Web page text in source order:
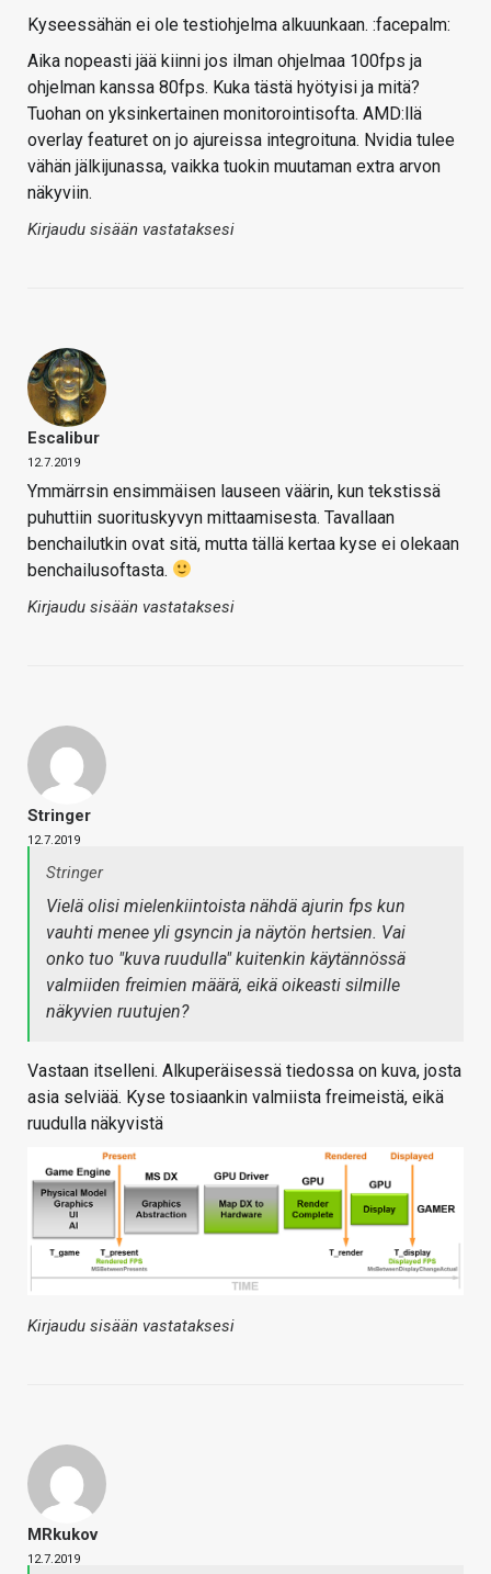
Kyseessähän ei ole testiohjelma alkuunkaan. :facepalm:
Aika nopeasti jää kiinni jos ilman ohjelmaa 100fps ja
ohjelman kanssa 80fps. Kuka tästä hyötyisi ja mitä?
Tuohan on yksinkertainen monitorointisofta. AMD:llä
overlay featuret on jo ajureissa integroituna. Nvidia tulee
vähän jälkijunassa, vaikka tuokin muutaman extra arvon
näkyviin.
Kirjaudu sisään vastataksesi
Escalibur
12.7.2019
Ymmärrsin ensimmäisen lauseen väärin, kun tekstissä
puhuttiin suorituskyvyn mittaamisesta. Tavallaan
benchailutkin ovat sitä, mutta tällä kertaa kyse ei olekaan
benchailusoftasta.
Kirjaudu sisään vastataksesi
Stringer
12.7.2019
Stringer
Vielä olisi mielenkiintoista nähdä ajurin fps kun
vauhti menee yli gsyncin ja näytön hertsien. Vai
onko tuo "kuva ruudulla" kuitenkin käytännössä
valmiiden freimien määrä, eikä oikeasti silmille
näkyvien ruutujen?
Vastaan itselleni. Alkuperäisessä tiedossa on kuva, josta
asia selviää. Kyse tosiaankin valmiista freimeistä, eikä
ruudulla näkyvistä
Kirjaudu sisään vastataksesi
MRkukov
12.7.2019